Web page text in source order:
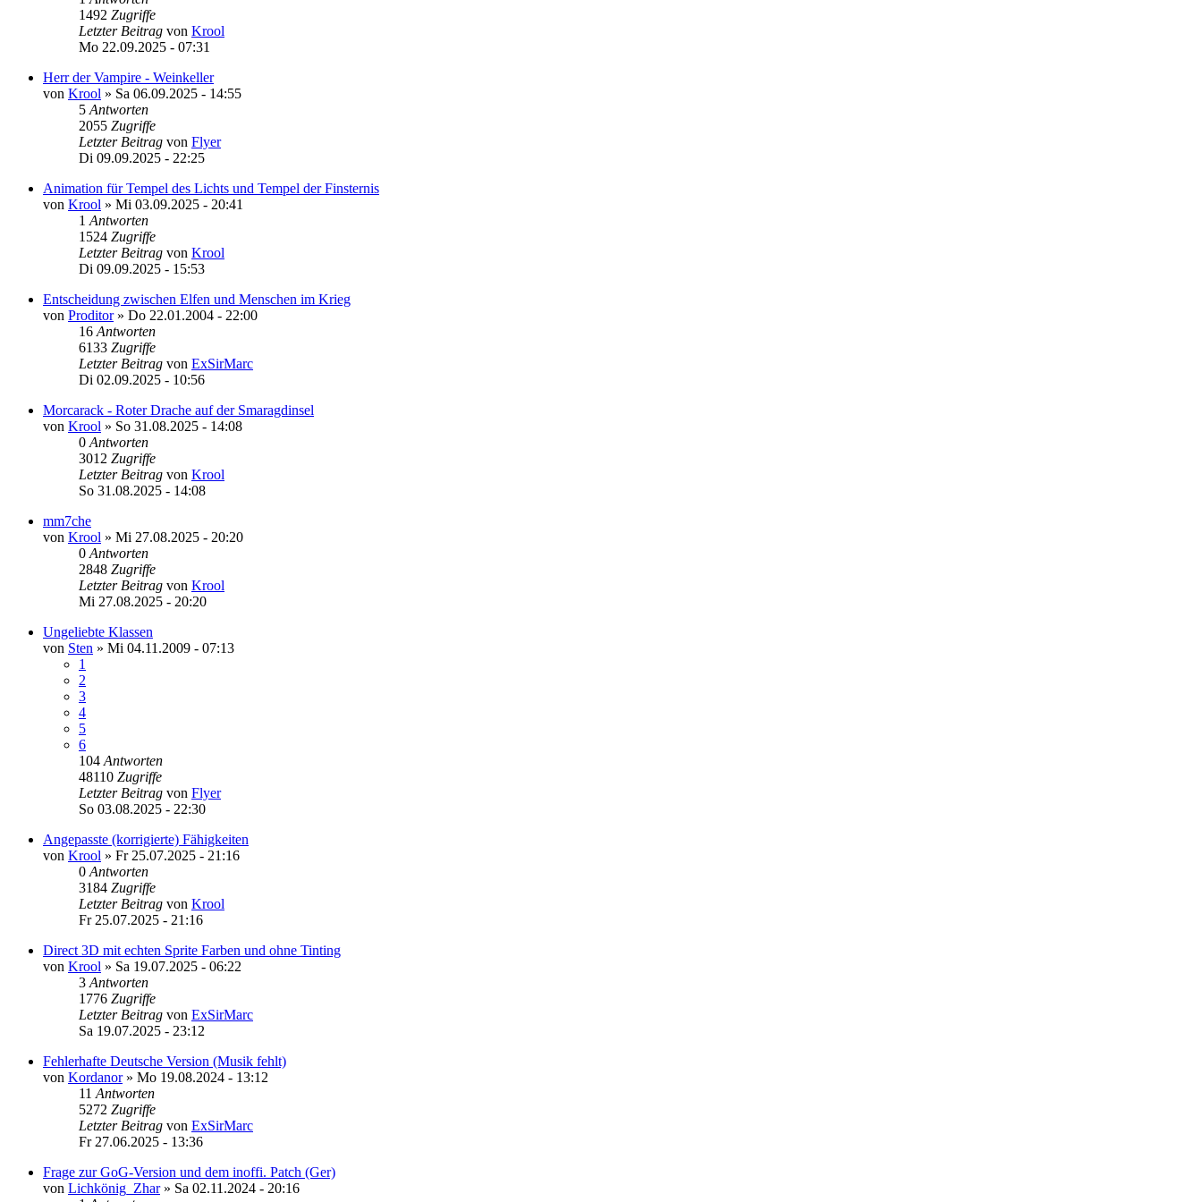
1492 Zugriffe
Letzter Beitrag von Krool
Mo 22.09.2025 - 07:31
Herr der Vampire - Weinkeller
von Krool » Sa 06.09.2025 - 14:55
5 Antworten
2055 Zugriffe
Letzter Beitrag von Flyer
Di 09.09.2025 - 22:25
Animation für Tempel des Lichts und Tempel der Finsternis
von Krool » Mi 03.09.2025 - 20:41
1 Antworten
1524 Zugriffe
Letzter Beitrag von Krool
Di 09.09.2025 - 15:53
Entscheidung zwischen Elfen und Menschen im Krieg
von Proditor» Do 22.01.2004 - 22:00
16 Antworten
6133 Zugriffe
Letzter Beitrag von ExSirMarc
Di 02.09.2025 - 10:56
Morcarack - Roter Drache auf der Smaragdinsel
von Krool » So 31.08.2025 - 14:08
0 Antworten
3012 Zugriffe
Letzter Beitrag von Krool
So 31.08.2025 - 14:08
mm7che
von Krool » Mi 27.08.2025 - 20:20
0 Antworten
2848 Zugriffe
Letzter Beitrag von Krool
Mi 27.08.2025 - 20:20
Ungeliebte Klassen
von Sten » Mi 04.11.2009 - 07:13
1
2
3
4
5
6
104 Antworten
48110 Zugriffe
Letzter Beitrag von Flyer
So 03.08.2025 - 22:30
Angepasste (korrigierte) Fähigkeiten
von Krool » Fr 25.07.2025 - 21:16
0 Antworten
3184 Zugriffe
Letzter Beitrag von Krool
Fr 25.07.2025 - 21:16
Direct 3D mit echten Sprite Farben und ohne Tinting
von Krool » Sa 19.07.2025 - 06:22
3 Antworten
1776 Zugriffe
Letzter Beitrag von ExSirMarc
Sa 19.07.2025 - 23:12
Fehlerhafte Deutsche Version (Musik fehlt)
von Kordanor» Mo 19.08.2024 - 13:12
11 Antworten
5272 Zugriffe
Letzter Beitrag von ExSirMarc
Fr 27.06.2025 - 13:36
Frage zur GoG-Version und dem inoffi. Patch (Ger)
von Lichkönig_Zhar» Sa 02.11.2024 - 20:16